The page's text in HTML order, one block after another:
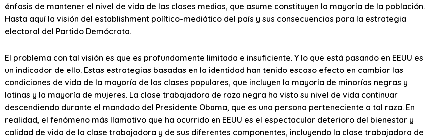
énfasis de mantener el nivel de vida de las clases medias, que asume constituyen la mayoría de la población.
Hasta aquí la visión del establishment político-mediático del país y sus consecuencias para la estrategia
electoral del Partido Demócrata.
El problema con tal visión es que es profundamente limitada e insuficiente. Y lo que está pasando en EEUU es
un indicador de ello. Estas estrategias basadas en la identidad han tenido escaso efecto en cambiar las
condiciones de vida de la mayoría de las clases populares, que incluyen la mayoría de minorías negras y
latinas y la mayoría de mujeres. La clase trabajadora de raza negra ha visto su nivel de vida continuar
descendiendo durante el mandado del Presidente Obama, que es una persona perteneciente a tal raza. En
realidad, el fenómeno más llamativo que ha ocurrido en EEUU es el espectacular deterioro del bienestar y
calidad de vida de la clase trabajadora y de sus diferentes componentes, incluyendo la clase trabajadora de